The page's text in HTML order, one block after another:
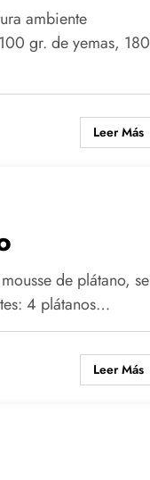
ambiente
gr. de yemas, 180
Leer Más
de plátano, se
4 plátanos…
Leer Más